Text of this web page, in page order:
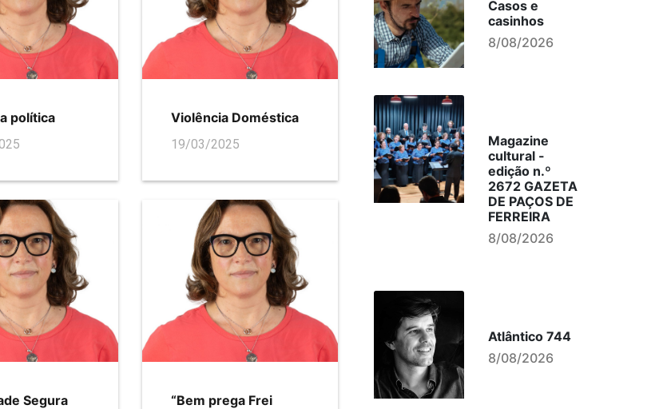
política Violência Doméstica
19/03/2025
Segura
“Bem prega Frei
Casos e
casinhos
8/08/2026
Magazine
cultural -
edição n.º
2672 GAZETA
DE PAÇOS DE
FERREIRA
8/08/2026
Atlântico 744
8/08/2026